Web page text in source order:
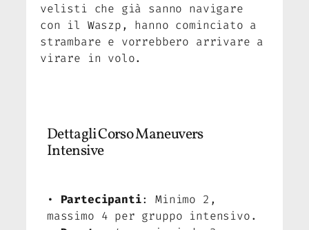
velisti che già sanno navigare
con il Waszp, hanno cominciato a
strambare e vorrebbero arrivare a
virare in volo.
Dettagli Corso Maneuvers
Intensive
• Partecipanti: Minimo 2,
massimo 4 per gruppo intensivo.